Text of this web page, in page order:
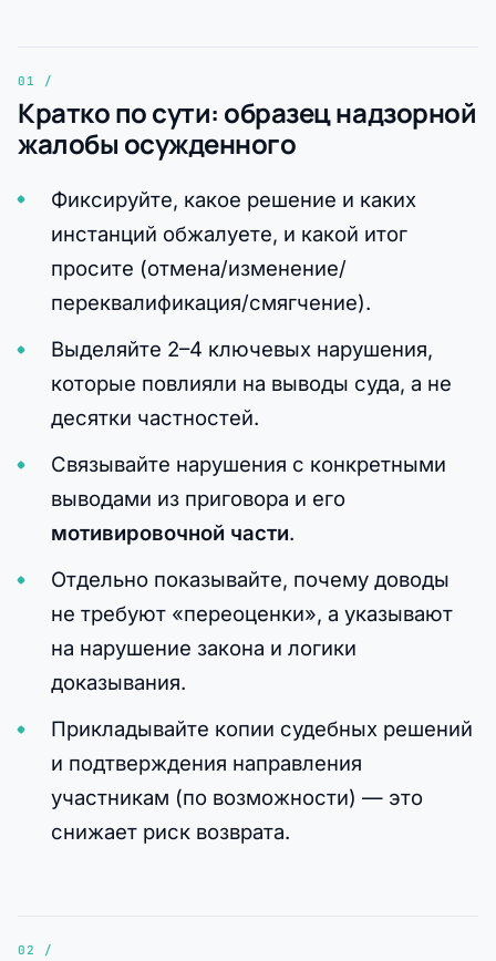
Кратко по сути: образец надзорной
жалобы осужденного
Фиксируйте, какое решение и каких
инстанций обжалуете, и какой итог
просите (отмена/изменение/
переквалификация/смягчение).
Выделяйте 2–4 ключевых нарушения,
которые повлияли на выводы суда, а не
десятки частностей.
Связывайте нарушения с конкретными
выводами из приговора и его
мотивировочной части.
Отдельно показывайте, почему доводы
не требуют «переоценки», а указывают
на нарушение закона и логики
доказывания.
Прикладывайте копии судебных решений
и подтверждения направления
участникам (по возможности) — это
снижает риск возврата.